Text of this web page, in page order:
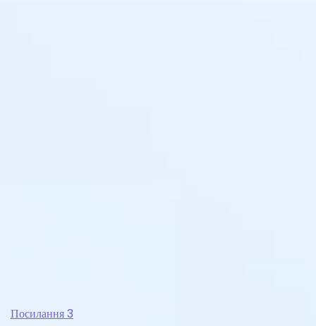
Посилання 3